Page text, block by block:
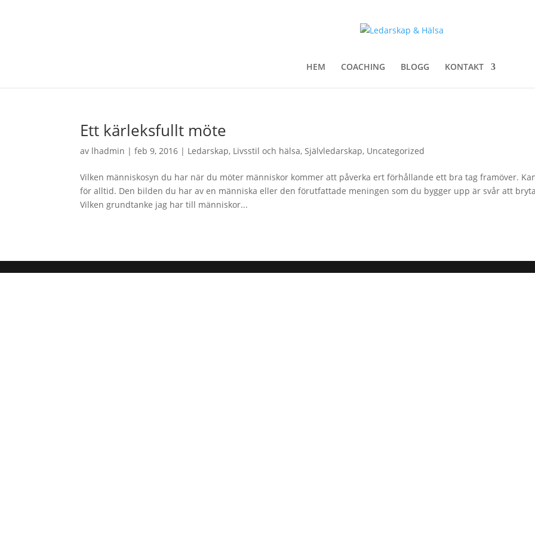
HEM COACHING BLOGG KONTAKT
Ett kärleksfullt möte
av lhadmin |feb 9, 2016 | Ledarskap, Livsstil och hälsa,Självledarskap, Uncategorized
Vilken människosyn du har när du möter människor kommer att påverka ert förhållande ett bra tag framöver.
för alltid. Den bilden du har av en människa eller den förutfattade meningen som du bygger upp är svår att
Vilken grundtanke jag har till människor...